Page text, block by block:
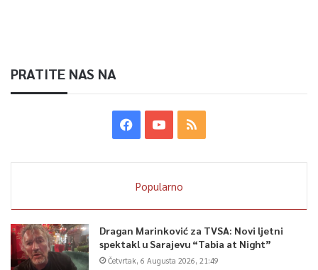
PRATITE NAS NA
Popularno
Dragan Marinković za TVSA: Novi ljetni
spektakl u Sarajevu “Tabia at Night”
Četvrtak, 6 Augusta 2026, 21:49